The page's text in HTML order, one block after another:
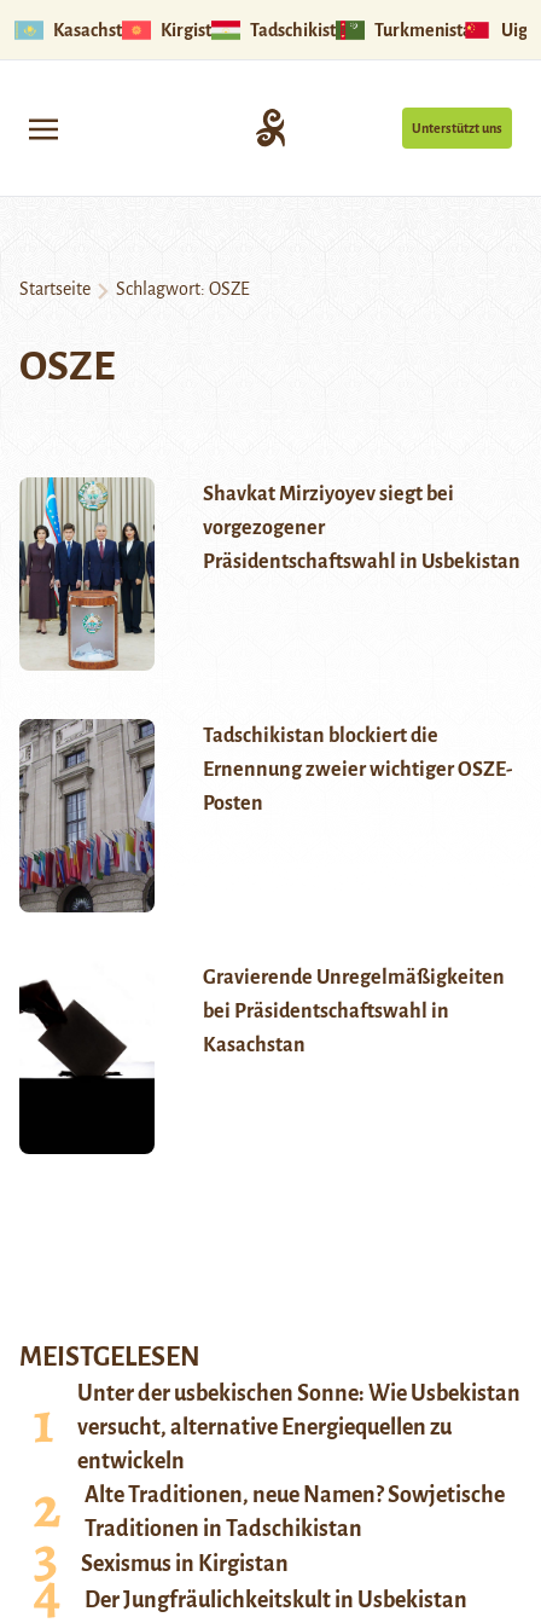
Kasachstan Kirgistan Tadschikistan Turkmenistan
Unterstützt uns
Startseite Schlagwort: OSZE
OSZE
Shavkat Mirziyoyev siegt bei
vorgezogener
Präsidentschaftswahl in Usbekistan
Tadschikistan blockiert die
Ernennung zweier wichtiger OSZE-
Posten
Gravierende Unregelmäßigkeiten
bei Präsidentschaftswahl in
Kasachstan
MEISTGELESEN
Unter der usbekischen Sonne: Wie Usbekistan
versucht, alternative Energiequellen zu
entwickeln
Alte Traditionen, neue Namen? Sowjetische
Traditionen in Tadschikistan
Sexismus in Kirgistan
Der Jungfräulichkeitskult in Usbekistan